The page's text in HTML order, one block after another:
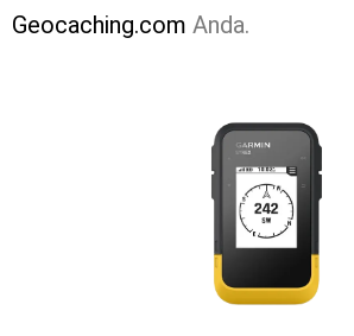
Geocaching.com Anda.